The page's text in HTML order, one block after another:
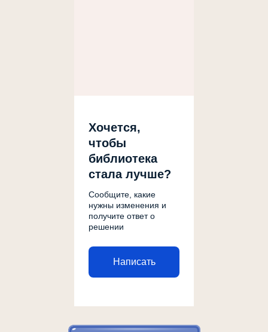
Хочется,
чтобы
библиотека
стала лучше?
Сообщите, какие
нужны изменения и
получите ответ о
решении
Написать